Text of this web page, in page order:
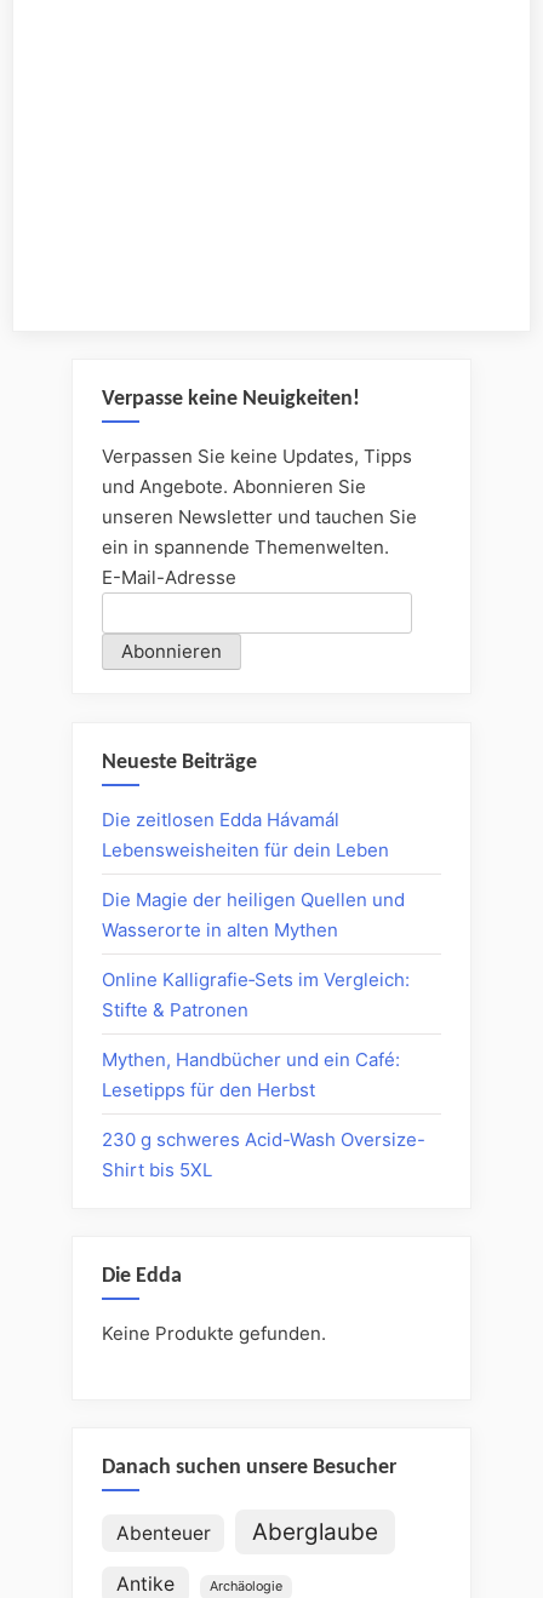
Verpasse keine Neuigkeiten!
Verpassen Sie keine Updates, Tipps
und Angebote. Abonnieren Sie
unseren Newsletter und tauchen Sie
ein in spannende Themenwelten.
E-Mail-Adresse
Neueste Beiträge
Die zeitlosen Edda Hávamál
Lebensweisheiten für dein Leben
Die Magie der heiligen Quellen und
Wasserorte in alten Mythen
Online Kalligrafie‑Sets im Vergleich:
Stifte & Patronen
Mythen, Handbücher und ein Café:
Lesetipps für den Herbst
230 g schweres Acid-Wash Oversize-
Shirt bis 5XL
Die Edda
Keine Produkte gefunden.
Danach suchen unsere Besucher
Abenteuer Aberglaube
Antike Archäologie